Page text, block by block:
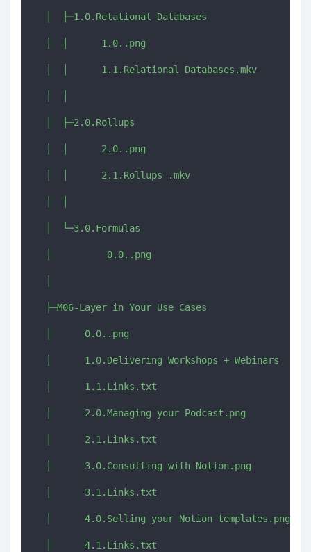
  │  ├─1.0.Relational Databases
  │  │      1.0..png
  │  │      1.1.Relational Databases.mkv
  │  ├─2.0.Rollups
  │  │      2.0..png
  │  │      2.1.Rollups .mkv
  │  └─3.0.Formulas
  │          0.0..png
  ├─M06-Layer in Your Use Cases
  │      0.0..png
│      1.0.Delivering Workshops + Webinars
  │      1.1.Links.txt
  │      2.0.Managing your Podcast.png
  │      2.1.Links.txt
  │      3.0.Consulting with Notion.png
  │      3.1.Links.txt
  │      4.0.Selling your Notion templates.png
  │      4.1.Links.txt